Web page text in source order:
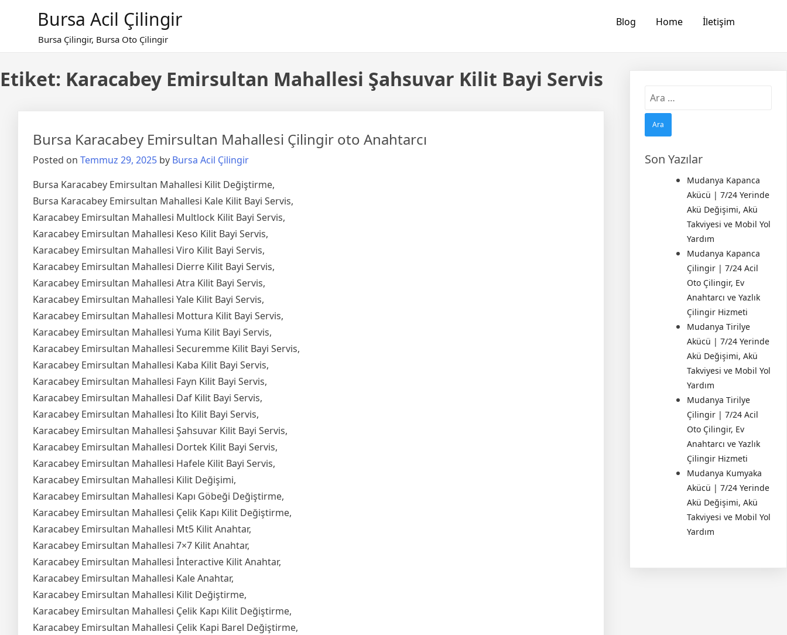
Bursa Acil Çilingir
Bursa Çilingir, Bursa Oto Çilingir
Blog Home İletişim
Etiket: Karacabey Emirsultan Mahallesi Şahsuvar Kilit Bayi Servis
Bursa Karacabey Emirsultan Mahallesi Çilingir oto Anahtarcı
Posted on Temmuz 29, 2025 by Bursa Acil Çilingir
Bursa Karacabey Emirsultan Mahallesi Kilit Değiştirme,
Bursa Karacabey Emirsultan Mahallesi Kale Kilit Bayi Servis,
Karacabey Emirsultan Mahallesi Multlock Kilit Bayi Servis,
Karacabey Emirsultan Mahallesi Keso Kilit Bayi Servis,
Karacabey Emirsultan Mahallesi Viro Kilit Bayi Servis,
Karacabey Emirsultan Mahallesi Dierre Kilit Bayi Servis,
Karacabey Emirsultan Mahallesi Atra Kilit Bayi Servis,
Karacabey Emirsultan Mahallesi Yale Kilit Bayi Servis,
Karacabey Emirsultan Mahallesi Mottura Kilit Bayi Servis,
Karacabey Emirsultan Mahallesi Yuma Kilit Bayi Servis,
Karacabey Emirsultan Mahallesi Securemme Kilit Bayi Servis,
Karacabey Emirsultan Mahallesi Kaba Kilit Bayi Servis,
Karacabey Emirsultan Mahallesi Fayn Kilit Bayi Servis,
Karacabey Emirsultan Mahallesi Daf Kilit Bayi Servis,
Karacabey Emirsultan Mahallesi İto Kilit Bayi Servis,
Karacabey Emirsultan Mahallesi Şahsuvar Kilit Bayi Servis,
Karacabey Emirsultan Mahallesi Dortek Kilit Bayi Servis,
Karacabey Emirsultan Mahallesi Hafele Kilit Bayi Servis,
Karacabey Emirsultan Mahallesi Kilit Değişimi,
Karacabey Emirsultan Mahallesi Kapı Göbeği Değiştirme,
Karacabey Emirsultan Mahallesi Çelik Kapı Kilit Değiştirme,
Karacabey Emirsultan Mahallesi Mt5 Kilit Anahtar,
Karacabey Emirsultan Mahallesi 7×7 Kilit Anahtar,
Karacabey Emirsultan Mahallesi İnteractive Kilit Anahtar,
Karacabey Emirsultan Mahallesi Kale Anahtar,
Karacabey Emirsultan Mahallesi Kilit Değiştirme,
Karacabey Emirsultan Mahallesi Çelik Kapı Kilit Değiştirme,
Karacabey Emirsultan Mahallesi Çelik Kapi Barel Değiştirme,
Arama:
Son Yazılar
Mudanya Kapanca
Akücü | 7/24 Yerinde
Akü Değişimi, Akü
Takviyesi ve Mobil Yol
Yardım
Mudanya Kapanca
Çilingir | 7/24 Acil
Oto Çilingir, Ev
Anahtarcı ve Yazlık
Çilingir Hizmeti
Mudanya Tirilye
Akücü | 7/24 Yerinde
Akü Değişimi, Akü
Takviyesi ve Mobil Yol
Yardım
Mudanya Tirilye
Çilingir | 7/24 Acil
Oto Çilingir, Ev
Anahtarcı ve Yazlık
Çilingir Hizmeti
Mudanya Kumyaka
Akücü | 7/24 Yerinde
Akü Değişimi, Akü
Takviyesi ve Mobil Yol
Yardım